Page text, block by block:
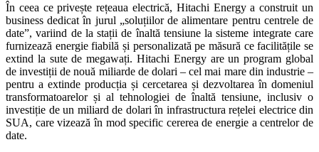
În ceea ce privește rețeaua electrică, Hitachi Energy a construit un
business dedicat în jurul „soluțiilor de alimentare pentru centrele de
date”, variind de la stații de înaltă tensiune la sisteme integrate care
furnizează energie fiabilă și personalizată pe măsură ce facilitățile se
extind la sute de megawați. Hitachi Energy are un program global
de investiții de nouă miliarde de dolari – cel mai mare din industrie –
pentru a extinde producția și cercetarea și dezvoltarea în domeniul
transformatoarelor și al tehnologiei de înaltă tensiune, inclusiv o
investiție de un miliard de dolari în infrastructura rețelei electrice din
SUA, care vizează în mod specific cererea de energie a centrelor de
date.